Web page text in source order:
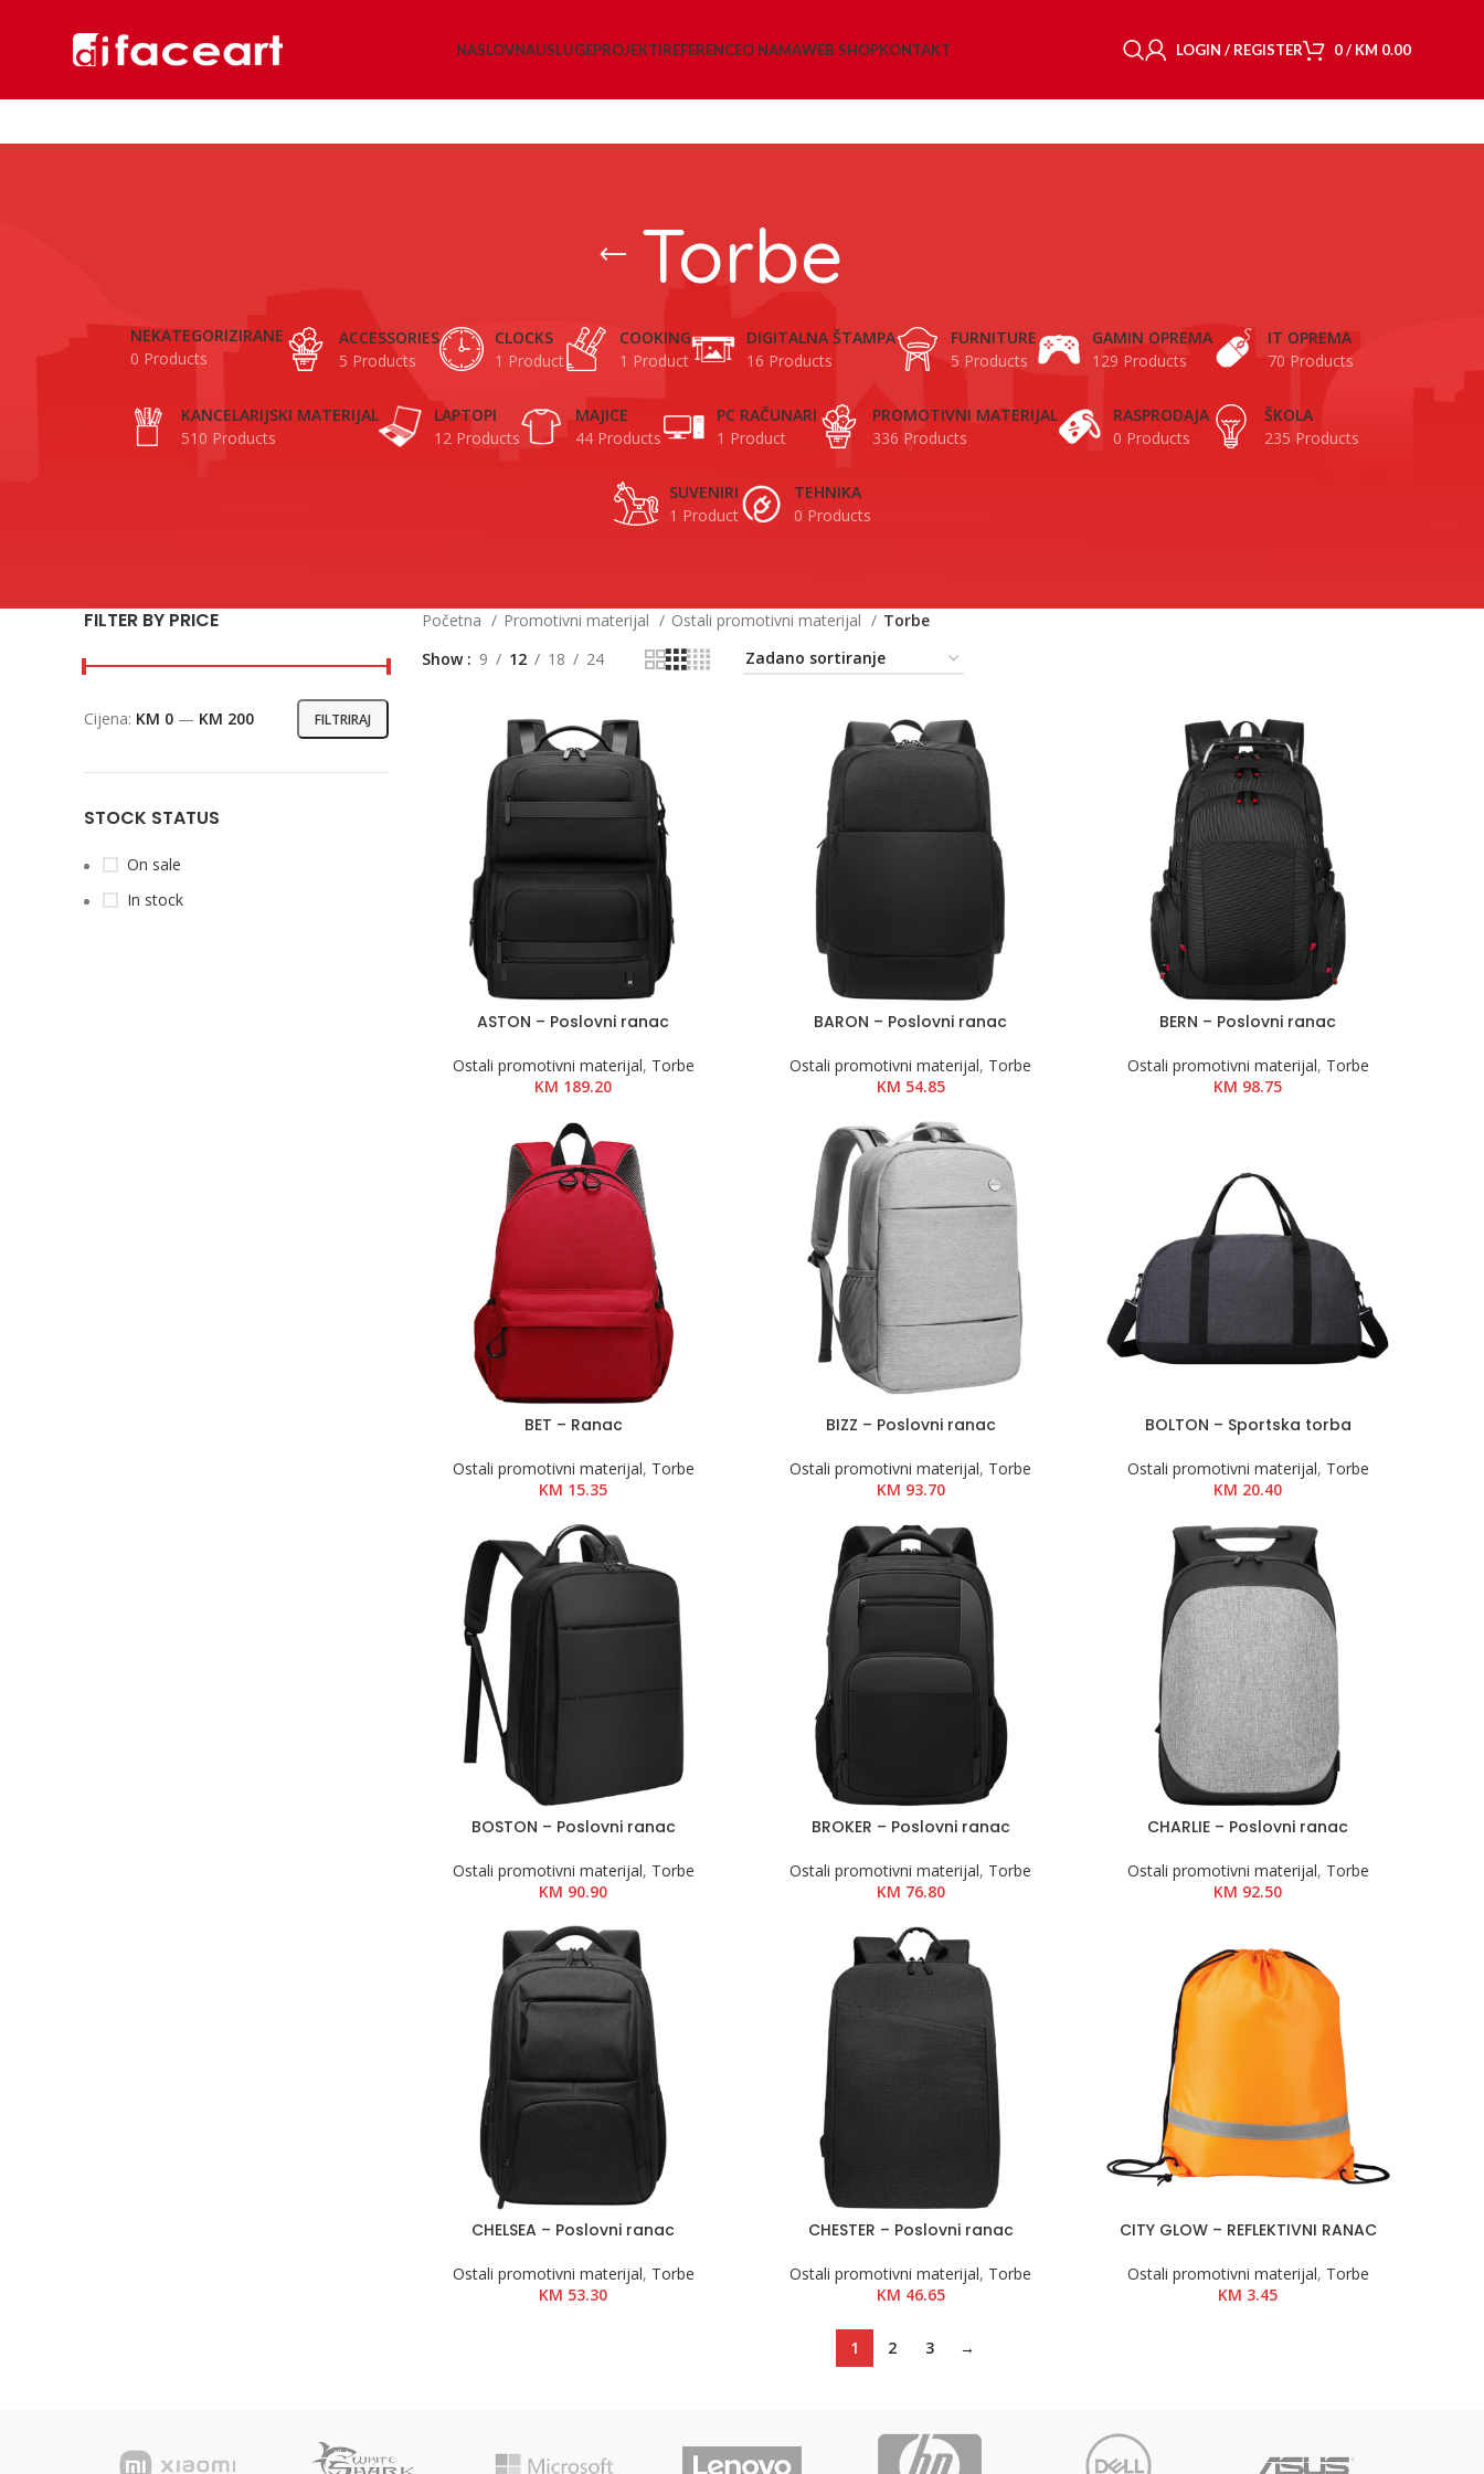
NASLOVNAUSLUGEPROJEKTIREFERENCEO NAMAWEB SHOPKONTAKT LOGIN / REGISTER 0/ KM 0.00
Torbe
NEKATEGORIZIRANE
0 Products
ACCESSORIES
5 Products
CLOCKS
1 Product
COOKING
1 Product
DIGITALNA ŠTAMPA
16 Products
FURNITURE
5 Products
GAMIN OPREMA
129 Products
IT OPREMA
70 Products
KANCELARIJSKI MATERIJAL
510 Products
LAPTOPI
12 Products
MAJICE
44 Products
PC RAČUNARI
1 Product
PROMOTIVNI MATERIJAL
336 Products
RASPRODAJA
0 Products
ŠKOLA
235 Products
SUVENIRI
1 Product
TEHNIKA
0 Products
FILTER BY PRICE
Min
Maks
FILTRIRAJ
Cijena: KM 0 — KM 200
STOCK STATUS
On sale
In stock
Početna Promotivni materijal Ostali promotivni materijal
Torbe
Show
9 12 18 24
ASTON – Poslovni ranac
Ostali promotivni materijal, Torbe
KM 189.20
BARON – Poslovni ranac
Ostali promotivni materijal, Torbe
KM 54.85
BERN – Poslovni ranac
Ostali promotivni materijal, Torbe
KM 98.75
BET – Ranac
Ostali promotivni materijal, Torbe
KM 15.35
BIZZ – Poslovni ranac
Ostali promotivni materijal, Torbe
KM 93.70
BOLTON – Sportska torba
Ostali promotivni materijal, Torbe
KM 20.40
BOSTON – Poslovni ranac
Ostali promotivni materijal, Torbe
KM 90.90
BROKER – Poslovni ranac
Ostali promotivni materijal, Torbe
KM 76.80
CHARLIE – Poslovni ranac
Ostali promotivni materijal, Torbe
KM 92.50
CHELSEA – Poslovni ranac
Ostali promotivni materijal, Torbe
KM 53.30
CHESTER – Poslovni ranac
Ostali promotivni materijal, Torbe
KM 46.65
CITY GLOW – REFLEKTIVNI RANAC
Ostali promotivni materijal, Torbe
KM 3.45
1 2 3 →